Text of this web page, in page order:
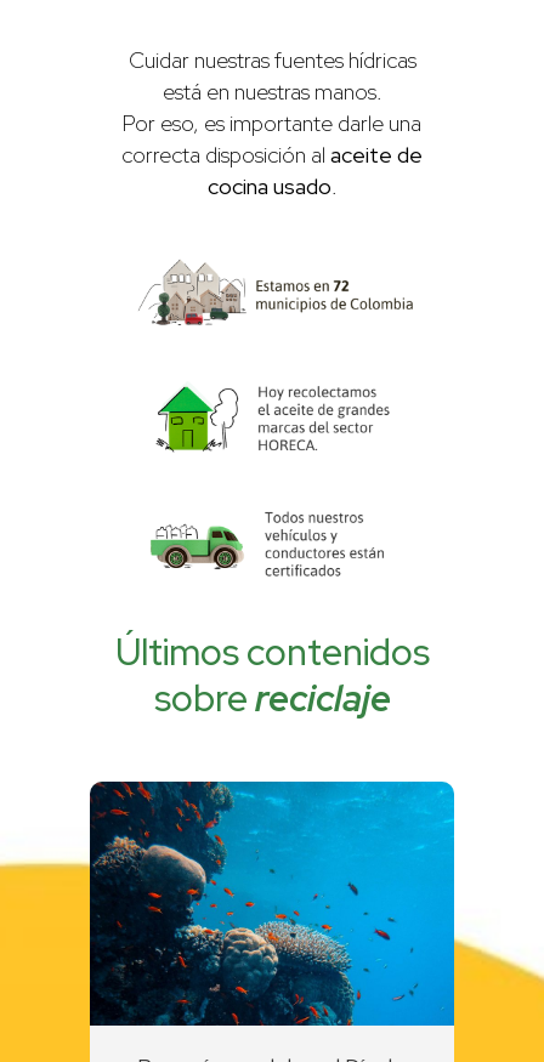
Cuidar nuestras fuentes hídricas
está en nuestras manos.
Por eso, es importante darle una
correcta disposición al aceite de
cocina usado.
Últimos contenidos
sobrereciclaje